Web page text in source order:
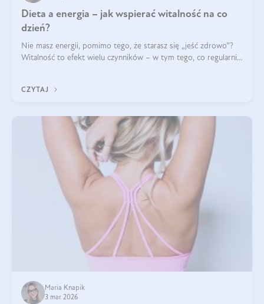
Dieta a energia – jak wspierać witalność na co
dzień?
Nie masz energii, pomimo tego, że starasz się „jeść zdrowo”?
Witalność to efekt wielu czynników – w tym tego, co regularnie
CZYTAJ
Maria Knapik
3 mar 2026